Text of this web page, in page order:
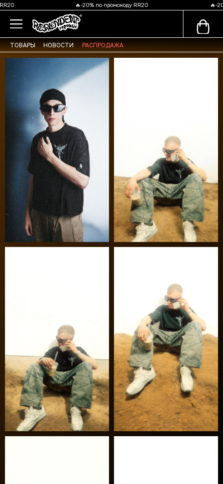
🔥-
🔥-20% по промокоду RR20
НОВОСТИ РАСПРОДАЖА
ТОВАРЫ